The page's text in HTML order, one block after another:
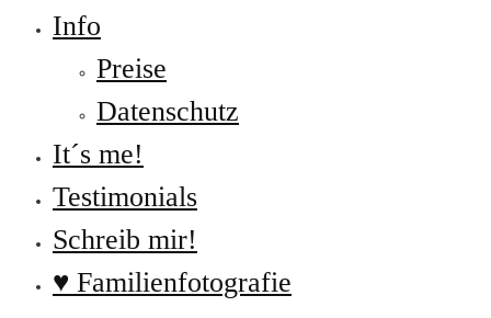
Info
Preise
Datenschutz
It´s me!
Testimonials
Schreib mir!
♥ Familienfotografie